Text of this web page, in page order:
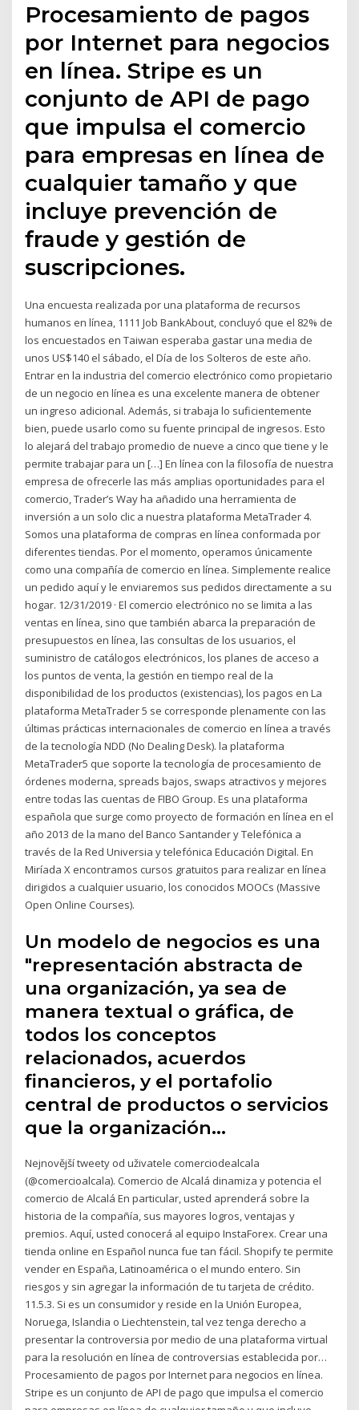
Procesamiento de pagos
por Internet para negocios
en línea. Stripe es un
conjunto de API de pago
que impulsa el comercio
para empresas en línea de
cualquier tamaño y que
incluye prevención de
fraude y gestión de
suscripciones.
Una encuesta realizada por una plataforma de recursos
humanos en línea, 1111 Job BankAbout, concluyó que el 82% de
los encuestados en Taiwan esperaba gastar una media de
unos US$140 el sábado, el Día de los Solteros de este año.
Entrar en la industria del comercio electrónico como propietario
de un negocio en línea es una excelente manera de obtener
un ingreso adicional. Además, si trabaja lo suficientemente
bien, puede usarlo como su fuente principal de ingresos. Esto
lo alejará del trabajo promedio de nueve a cinco que tiene y le
permite trabajar para un […] En línea con la filosofía de nuestra
empresa de ofrecerle las más amplias oportunidades para el
comercio, Trader’s Way ha añadido una herramienta de
inversión a un solo clic a nuestra plataforma MetaTrader 4.
Somos una plataforma de compras en línea conformada por
diferentes tiendas. Por el momento, operamos únicamente
como una compañía de comercio en línea. Simplemente realice
un pedido aquí y le enviaremos sus pedidos directamente a su
hogar. 12/31/2019 · El comercio electrónico no se limita a las
ventas en línea, sino que también abarca la preparación de
presupuestos en línea, las consultas de los usuarios, el
suministro de catálogos electrónicos, los planes de acceso a
los puntos de venta, la gestión en tiempo real de la
disponibilidad de los productos (existencias), los pagos en La
plataforma MetaTrader 5 se corresponde plenamente con las
últimas prácticas internacionales de comercio en línea a través
de la tecnología NDD (No Dealing Desk). la plataforma
MetaTrader5 que soporte la tecnología de procesamiento de
órdenes moderna, spreads bajos, swaps atractivos y mejores
entre todas las cuentas de FIBO Group. Es una plataforma
española que surge como proyecto de formación en línea en el
año 2013 de la mano del Banco Santander y Telefónica a
través de la Red Universia y telefónica Educación Digital. En
Miríada X encontramos cursos gratuitos para realizar en línea
dirigidos a cualquier usuario, los conocidos MOOCs (Massive
Open Online Courses).
Un modelo de negocios es una
"representación abstracta de
una organización, ya sea de
manera textual o gráfica, de
todos los conceptos
relacionados, acuerdos
financieros, y el portafolio
central de productos o servicios
que la organización…
Nejnovější tweety od uživatele comerciodealcala
(@comercioalcala). Comercio de Alcalá dinamiza y potencia el
comercio de Alcalá En particular, usted aprenderá sobre la
historia de la compañía, sus mayores logros, ventajas y
premios. Aquí, usted conocerá al equipo InstaForex. Crear una
tienda online en Español nunca fue tan fácil. Shopify te permite
vender en España, Latinoamérica o el mundo entero. Sin
riesgos y sin agregar la información de tu tarjeta de crédito.
11.5.3. Si es un consumidor y reside en la Unión Europea,
Noruega, Islandia o Liechtenstein, tal vez tenga derecho a
presentar la controversia por medio de una plataforma virtual
para la resolución en línea de controversias establecida por…
Procesamiento de pagos por Internet para negocios en línea.
Stripe es un conjunto de API de pago que impulsa el comercio